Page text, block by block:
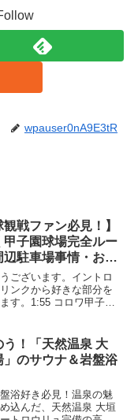
wpauser0nA9E3tR
観戦ファン必見！】
甲子園球場完全ルー
辺駐車場事情・おす
報 2023
ございます。イントロ
ンクから好きな部分を
す。1:55 コロワ甲子園
車場紹介4:05 ちょっと
う！「天然温泉 大
」のサウナ＆岩盤浴
浴好き必見！温泉の魅
込んだ、天然温泉 大垣